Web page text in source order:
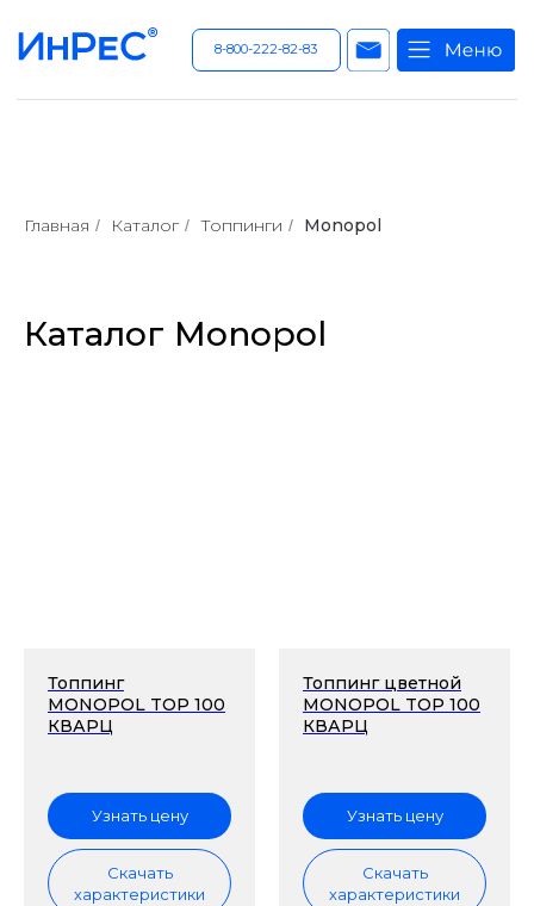
8-800-222-82-83
Главная / Каталог / Топпинги / Monopol
Каталог Monopol
Топпинг
MONOPOL TOP 100
КВАРЦ
Узнать цену
Скачать
характеристики
Топпинг цветной
MONOPOL TOP 100
КВАРЦ
Узнать цену
Скачать
характеристики